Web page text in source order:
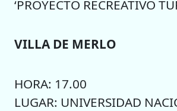
‘PROYECTO RECREATIVO
VILLA DE MERLO
HORA: 17.00
LUGAR: UNIVERSIDAD